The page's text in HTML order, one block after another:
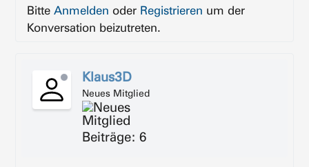
BitteAnmelden oder Registrieren um der
Konversation beizutreten.
Klaus3D
Neues Mitglied
Beiträge: 6